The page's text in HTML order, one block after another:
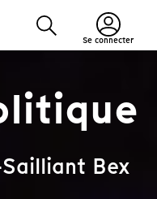
Se connecter
Bex